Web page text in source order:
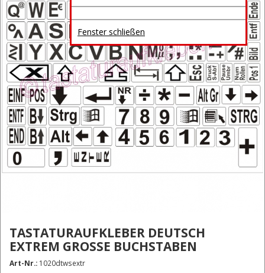
Fenster schließen
TASTATURAUFKLEBER DEUTSCH
EXTREM GROSSE BUCHSTABEN
Art-Nr.: 1020dtwsextr